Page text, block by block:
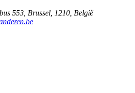
553 Brussel 1210 België